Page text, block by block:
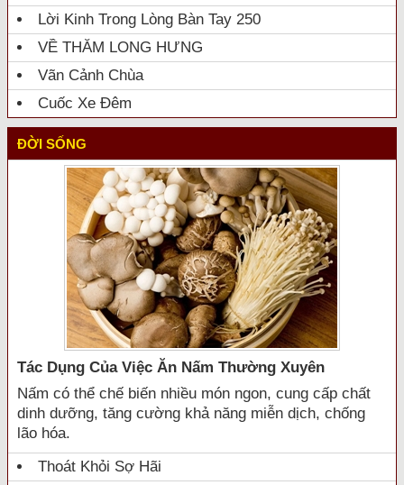
Lời Kinh Trong Lòng Bàn Tay 250
VỀ THĂM LONG HƯNG
Vãn Cảnh Chùa
Cuốc Xe Đêm
ĐỜI SỐNG
Tác Dụng Của Việc Ăn Nấm Thường Xuyên
Nấm có thể chế biến nhiều món ngon, cung cấp chất
dinh dưỡng, tăng cường khả năng miễn dịch, chống
lão hóa.
Thoát Khỏi Sợ Hãi